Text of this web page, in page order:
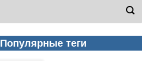
Популярные теги